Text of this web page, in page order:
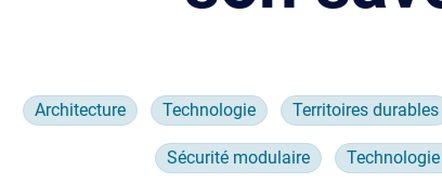
Architecture Technologie Territoires durables
Sécurité modulaire